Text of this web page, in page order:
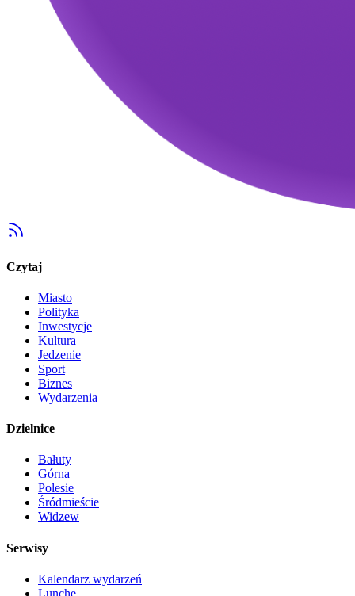
Czytaj
Miasto
Polityka
Inwestycje
Kultura
Jedzenie
Sport
Biznes
Wydarzenia
Dzielnice
Bałuty
Górna
Polesie
Śródmieście
Widzew
Serwisy
Kalendarz wydarzeń
Lunche